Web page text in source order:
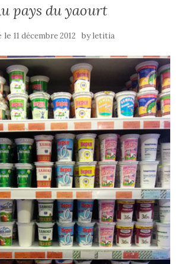
pays du yaourt
le 11 décembre 2012 byletitia